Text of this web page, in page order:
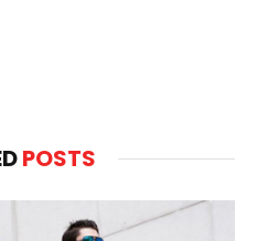
POSTS